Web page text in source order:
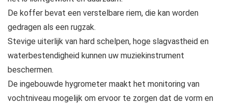
De koffer bevat een verstelbare riem, die kan worden
gedragen als een rugzak.
Stevige uiterlijk van hard schelpen, hoge slagvastheid en
waterbestendigheid kunnen uw muziekinstrument
beschermen.
De ingebouwde hygrometer maakt het monitoring van
vochtniveau mogelijk om ervoor te zorgen dat de vorm en